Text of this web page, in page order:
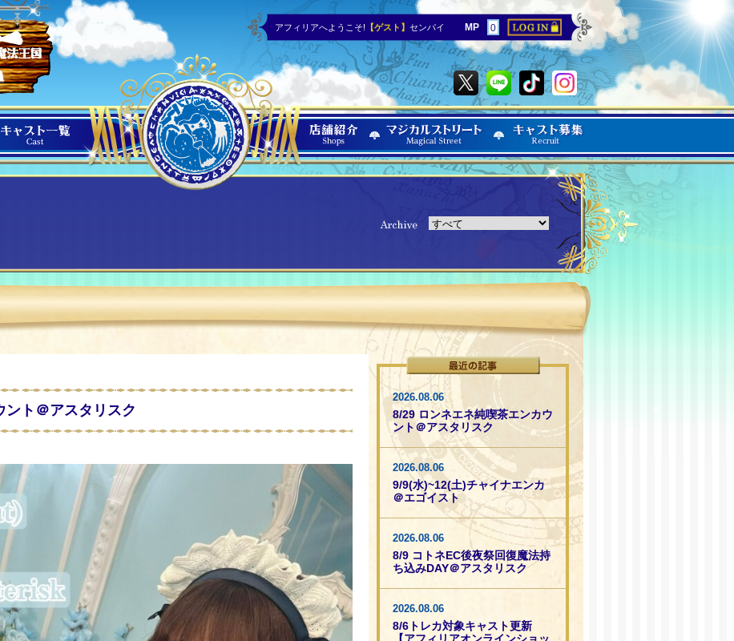
アフィリアへようこそ! 【ゲスト】 センパイ MP 0
ト＠アスタリスク
2026.08.06
8/29 ロンネエネ純喫茶エンカウ
ント＠アスタリスク
2026.08.06
9/9(水)~12(土)チャイナエンカ
＠エゴイスト
2026.08.06
8/9 コトネEC後夜祭回復魔法持
ち込みDAY＠アスタリスク
2026.08.06
8/6トレカ対象キャスト更新